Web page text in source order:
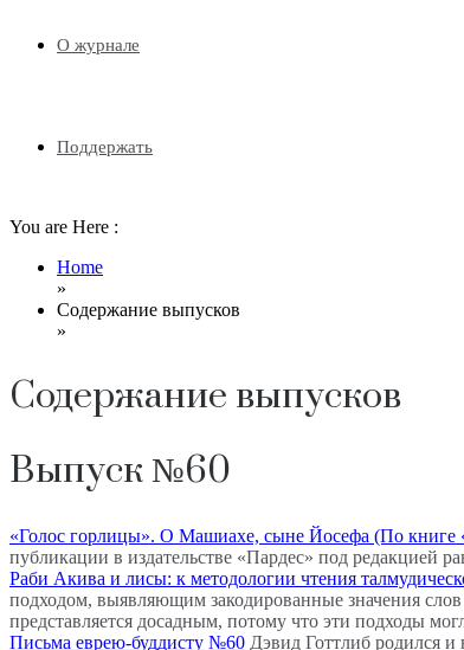
О журнале
Поддержать
You are Here :
Home
»
Содержание выпусков
»
Содержание выпусков
Выпуск №60
«Голос горлицы». О Машиахе, сыне Йосефа (По книге
публикации в издательстве «Пардес» под редакцией
Раби Акива и лисы: к методологии чтения
подходом, выявляющим закодированные значения
представляется досадным, потому что эти подходы
Письма еврею-буддисту №60 Дэвид Готтлиб родился